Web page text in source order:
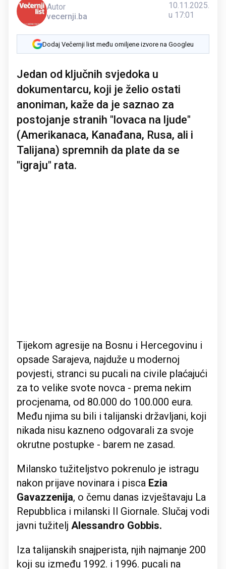
Autor
vecernji.ba
10.11.2025.
u 17:01
Dodaj Večernji list među omiljene izvore na Googleu
Jedan od ključnih svjedoka u
dokumentarcu, koji je želio ostati
anoniman, kaže da je saznao za
postojanje stranih "lovaca na ljude"
(Amerikanaca, Kanađana, Rusa, ali i
Talijana) spremnih da plate da se
"igraju" rata.
Tijekom agresije na Bosnu i Hercegovinu i
opsade Sarajeva, najduže u modernoj
povjesti, stranci su pucali na civile plaćajući
za to velike svote novca - prema nekim
procjenama, od 80.000 do 100.000 eura.
Među njima su bili i talijanski državljani, koji
nikada nisu kazneno odgovarali za svoje
okrutne postupke - barem ne zasad.
Milansko tužiteljstvo pokrenulo je istragu
nakon prijave novinara i pisca Ezia
Gavazzenija, o čemu danas izvještavaju La
Repubblica i milanski Il Giornale. Slučaj vodi
javni tužitelj Alessandro Gobbis.
Iza talijanskih snajperista, njih najmanje 200
koji su između 1992. i 1996. pucali na